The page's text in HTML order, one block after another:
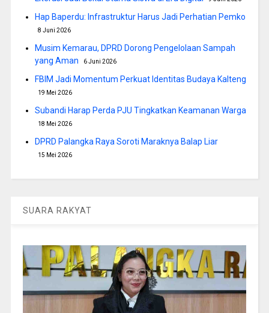
Hap Baperdu: Infrastruktur Harus Jadi Perhatian Pemko
8 Juni 2026
Musim Kemarau, DPRD Dorong Pengelolaan Sampah
yang Aman
6 Juni 2026
FBIM Jadi Momentum Perkuat Identitas Budaya Kalteng
19 Mei 2026
Subandi Harap Perda PJU Tingkatkan Keamanan Warga
18 Mei 2026
DPRD Palangka Raya Soroti Maraknya Balap Liar
15 Mei 2026
SUARA RAKYAT